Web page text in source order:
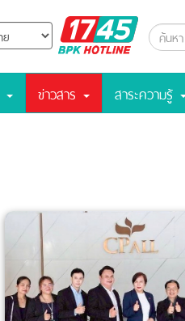
BPK
Hotline
ข่าวสาร สาระความรู้